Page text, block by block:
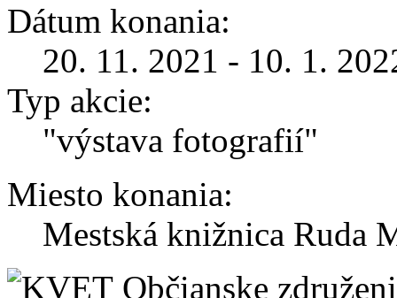
Dátum konania:
20. 11. 2021 - 10. 1.
Typ akcie:
"výstava fotografií"
Miesto konania:
Mestská knižnica Ruda
Občianske